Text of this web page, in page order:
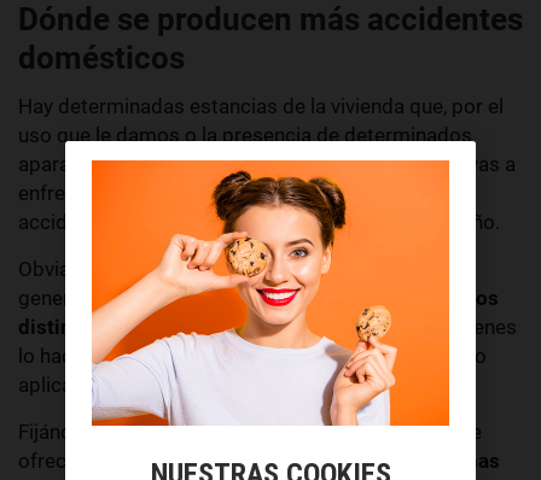
Dónde se producen más accidentes
domésticos
Hay determinadas estancias de la vivienda que, por el
uso que le damos o la presencia de determinados
aparatos,resultan más peligrosas que otras. No vas a
enfrentarte a la misma probabilidad de sufrir un
accidente doméstico en la habitación que en el baño.
Obviamente, en este sentido resulta complicado
generalizar porquecada persona tiene unos hábitos
distintos ; hay quienes comen en el dormitorio, quienes
lo hacen en la cocina y quienes se van al salón. Esto
aplica al resto de actividades cotidianas.
Fijándonos en las estadísticas y la información que
ofrece FACUA en su manual de prevención,
las zonas